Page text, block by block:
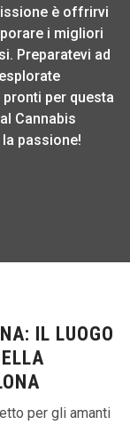
è offrirvi
i migliori
Preparatevi ad
per questa
Cannabis
passione!
IL LUOGO
per gli amanti